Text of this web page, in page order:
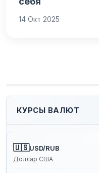
14 Окт 2025
КУРСЫ ВАЛЮТ
🇺🇸USD/RUB
Доллар США